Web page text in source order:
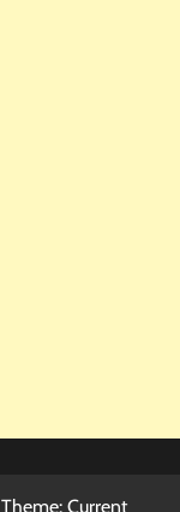
Theme: Current